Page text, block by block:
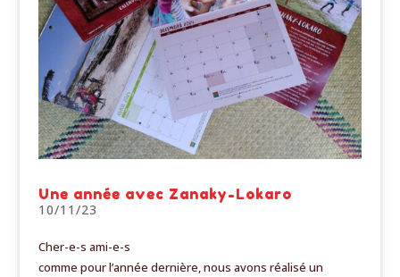
Une année avec Zanaky-Lokaro
10/11/23
Cher-e-s ami-e-s
comme pour l’année dernière, nous avons réalisé un